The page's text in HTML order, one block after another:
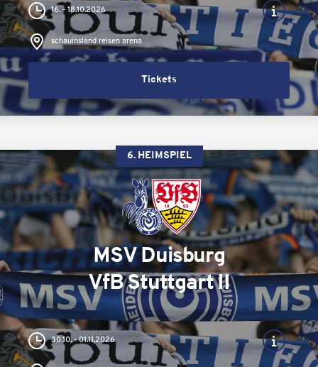
16. - 18.10.2026
schauinsland reisen arena
Tickets
6. HEIMSPIEL
MSV Duisburg
VfB Stuttgart II
30.10. - 01.11.2026